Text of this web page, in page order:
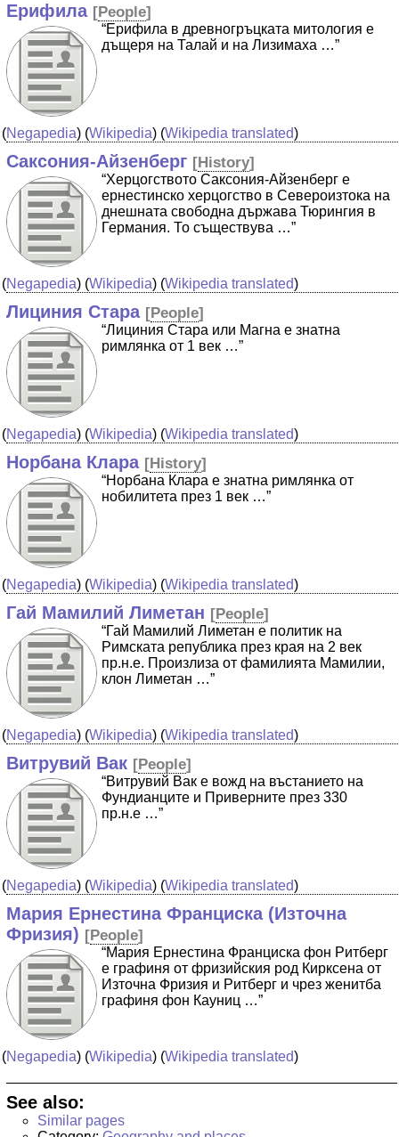
Ерифила [People]
“Ерифила в древногръцката митология е
дъщеря на Талай и на Лизимаха …”
(Negapedia) (Wikipedia) (Wikipedia translated)
Саксония-Айзенберг [History]
“Херцогството Саксония-Айзенберг е
ернестинско херцогство в Североизтока на
днешната свободна държава Тюрингия в
Германия. То съществува …”
(Negapedia) (Wikipedia) (Wikipedia translated)
Лициния Стара [People]
“Лициния Стара или Магна е знатна
римлянка от 1 век …”
(Negapedia) (Wikipedia) (Wikipedia translated)
Норбана Клара [History]
“Норбана Клара е знатна римлянка от
нобилитета през 1 век …”
(Negapedia) (Wikipedia) (Wikipedia translated)
Гай Мамилий Лиметан [People]
“Гай Мамилий Лиметан e политик на
Римската република през края на 2 век
пр.н.е. Произлиза от фамилията Мамилии,
клон Лиметан …”
(Negapedia) (Wikipedia) (Wikipedia translated)
Витрувий Вак [People]
“Витрувий Вак е вожд на въстанието на
Фундианците и Приверните през 330
пр.н.е …”
(Negapedia) (Wikipedia) (Wikipedia translated)
Мария Ернестина Франциска (Източна
Фризия) [People]
“Мария Ернестина Франциска фон Ритберг
е графиня от фризийския род Кирксена от
Източна Фризия и Ритберг и чрез женитба
графиня фон Кауниц …”
(Negapedia) (Wikipedia) (Wikipedia translated)
See also:
Similar pages